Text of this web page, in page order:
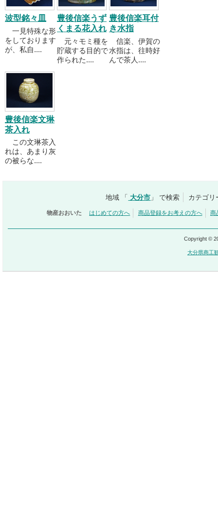
波型銘々皿
一見特殊な形
をしております
が、私自....
豊後信楽うず
くまる花入れ
元々モミ種を
貯蔵する目的で
作られた....
豊後信楽耳付
き水指
信楽、伊賀の
水指は、往時好
んで茶人....
豊後信楽文琳
茶入れ
この文琳茶入
れは、あまり灰
の被らな....
地域 「 大分市 」 で検索 カテゴリ
物産おおいた はじめての方へ 商品登録をお考えの方へ 商
Copyright ©
大分県商工